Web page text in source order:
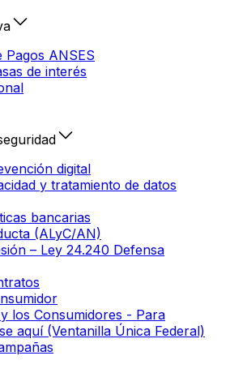
Pagos ANSES
de interés
digital
y tratamiento de datos
bancarias
(ALyC/AN)
– Ley 24.240 Defensa
los Consumidores - Para
aquí (Ventanilla Única Federal)